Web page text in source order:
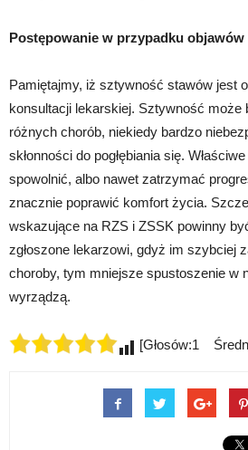
Postępowanie w przypadku objawów
Pamiętajmy, iż sztywność stawów jest
konsultacji lekarskiej. Sztywność może
różnych chorób, niekiedy bardzo
skłonności do pogłębiania się.
spowolnić, albo nawet zatrzymać
znacznie poprawić komfort życia.
wskazujące na RZS i ZSSK powinny
zgłoszone lekarzowi, gdyż im szybciej
choroby, tym mniejsze spustoszenie w
wyrządzą.
[Głosów:1